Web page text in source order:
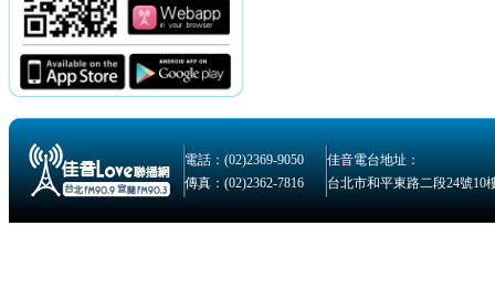
電話：(02)2369-9050
佳音電台地址：
傳真：(02)2362-7816
台北市和平東路二段24號10